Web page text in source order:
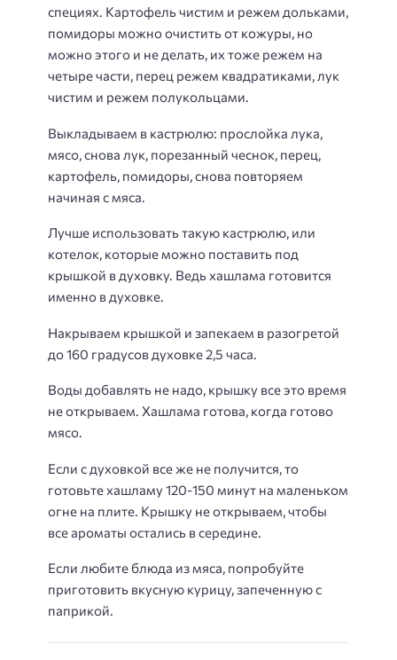
специях. Картофель чистим и режем дольками,
помидоры можно очистить от кожуры, но
можно этого и не делать, их тоже режем на
четыре части, перец режем квадратиками, лук
чистим и режем полукольцами.
Выкладываем в кастрюлю: прослойка лука,
мясо, снова лук, порезанный чеснок, перец,
картофель, помидоры, снова повторяем
начиная с мяса.
Лучше использовать такую кастрюлю, или
котелок, которые можно поставить под
крышкой в духовку. Ведь хашлама готовится
именно в духовке.
Накрываем крышкой и запекаем в разогретой
до 160 градусов духовке 2,5 часа.
Воды добавлять не надо, крышку все это время
не открываем. Хашлама готова, когда готово
мясо.
Если с духовкой все же не получится, то
готовьте хашламу 120-150 минут на маленьком
огне на плите. Крышку не открываем, чтобы
все ароматы остались в середине.
Если любите блюда из мяса, попробуйте
приготовить вкусную курицу, запеченную с
паприкой.